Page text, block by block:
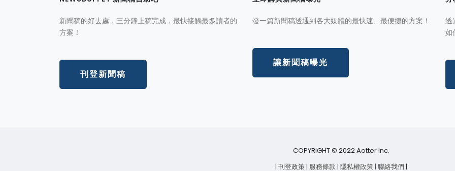
新聞稿的好去處，三分鐘上稿完成，最快接觸最多讀者的
方案！
刊登新聞稿
發一篇新聞稿透通到各大媒體的最快速、最便捷的方案！
讓新聞稿曝光
透
如
COPYRIGHT © 2022 Aotter Inc.
| 刊登政策 | 服務條款 | 隱私權政策 | 聯絡我們 |